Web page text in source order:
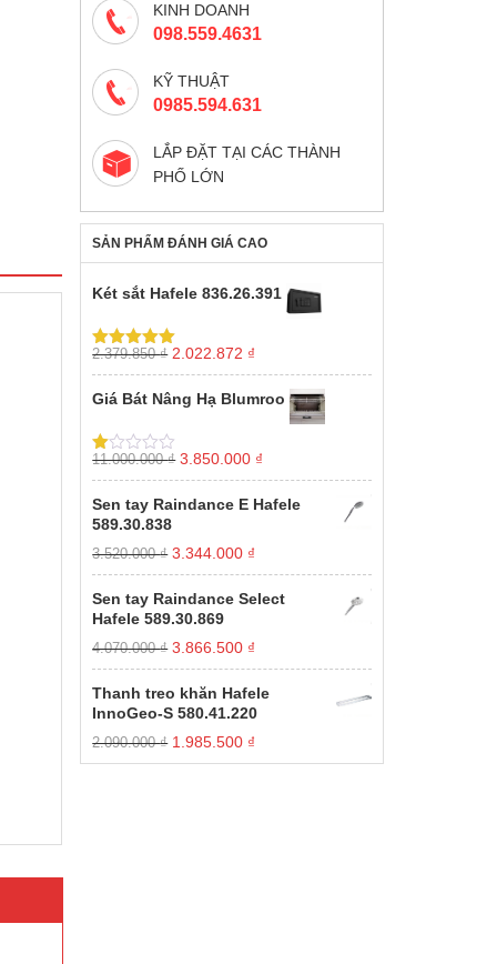
KINH DOANH
098.559.4631
KỸ THUẬT
0985.594.631
LẮP ĐẶT TẠI CÁC THÀNH
PHỐ LỚN
SẢN PHẨM ĐÁNH GIÁ CAO
Két sắt Hafele 836.26.391
Được xếp
hạng5.005
sao
2.379.850₫ Giá
gốc
2.379.850 ₫.
2.022.872 ₫
hiện
Giá Bát Nâng Hạ Blumroo
Được
xếp
hạng
1.00
5
11.000.000₫ Giá
gốc
là:
3.850.000 ₫
hiện
tại
Sen tay Raindance E Hafele
589.30.838
3.520.000₫ Giá
gốc
là:
3.520.000 ₫.
3.344.000 ₫
hiện
tại
Sen tay Raindance Select
Hafele 589.30.869
4.070.000₫ Giá
gốc
là:
4.070.000 ₫.
3.866.500 ₫
hiện
tại
là:
Thanh treo khăn Hafele
InnoGeo-S 580.41.220
2.090.000₫ Giá
gốc
1.985.500 ₫
hiện